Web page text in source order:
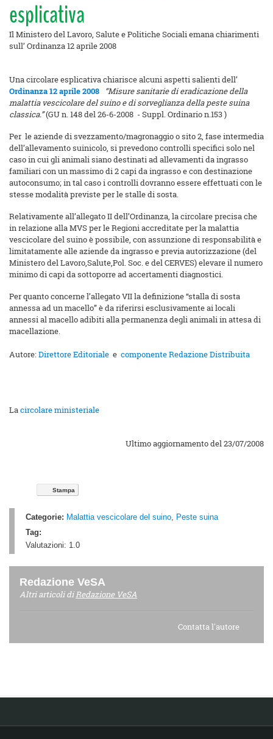
esplicativa
Il Ministero del Lavoro, Salute e Politiche Sociali emana chiarimenti
sull’ Ordinanza 12 aprile 2008
Una circolare esplicativa chiarisce alcuni aspetti salienti dell’
Ordinanza 12 aprile 2008
“Misure sanitarie di eradicazione della
malattia vescicolare del suino e di sorveglianza della peste suina
classica.”(GU n. 148 del 26-6-2008 - Suppl. Ordinario n.153 )
Per le aziende di svezzamento/magronaggio o sito 2, fase intermedia
dell’allevamento suinicolo, si prevedono controlli specifici solo nel
caso in cui gli animali siano destinati ad allevamenti da ingrasso
familiari con un massimo di 2 capi da ingrasso e con destinazione
autoconsumo; in tal caso i controlli dovranno essere effettuati con le
stesse modalità previste per le stalle di sosta.
Relativamente all’allegato II dell’Ordinanza, la circolare precisa che
in relazione alla MVS per le Regioni accreditate per la malattia
vescicolare del suino è possibile, con assunzione di responsabilità e
limitatamente alle aziende da ingrasso e previa autorizzazione (del
Ministero del Lavoro,Salute,Pol. Soc. e del CERVES) elevare il numero
minimo di capi da sottoporre ad accertamenti diagnostici.
Per quanto concerne l’allegato VII la definizione “stalla di sosta
annessa ad un macello” è da riferirsi esclusivamente ai locali
annessi al macello adibiti alla permanenza degli animali in attesa di
macellazione.
Autore:Direttore Editoriale e componente Redazione Distribuita
Lacircolare ministeriale
Ultimo aggiornamento del 23/07/2008
Stampa
Categorie: Malattia vescicolare del suino, Peste suina
Tag:
Valutazioni: 1.0
Redazione VeSA
Altri articoli diRedazione VeSA
Contatta l'autore